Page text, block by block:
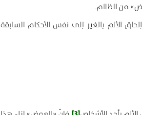
من الظالم.
الألم بالغير إلى نفس الأحكام السابقة